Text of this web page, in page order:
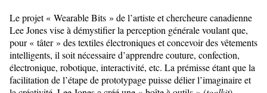
Le projet « Wearable Bits » de l’artiste et chercheure canadienne
Lee Jones vise à démystifier la perception générale voulant que,
pour « tâter » des textiles électroniques et concevoir des vêtements
intelligents, il soit nécessaire d’apprendre couture, confection,
électronique, robotique, interactivité, etc. La prémisse étant que la
facilitation de l’étape de prototypage puisse délier l’imaginaire et